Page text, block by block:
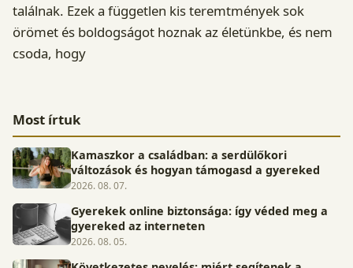
találnak. Ezek a független kis teremtmények sok
örömet és boldogságot hoznak az életünkbe, és nem
csoda, hogy
Most írtuk
Kamaszkor a családban: a serdülőkori
változások és hogyan támogasd a gyereked
2026. 08. 07.
Gyerekek online biztonsága: így véded meg a
gyereked az interneten
2026. 08. 05.